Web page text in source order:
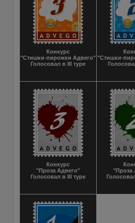
Конкурс
"Стишки-пирожки Адвего"
Голосовал в III туре
"Стишки-
Конкурс
"Проза Адвего"
Голосовал в III туре
"Проза